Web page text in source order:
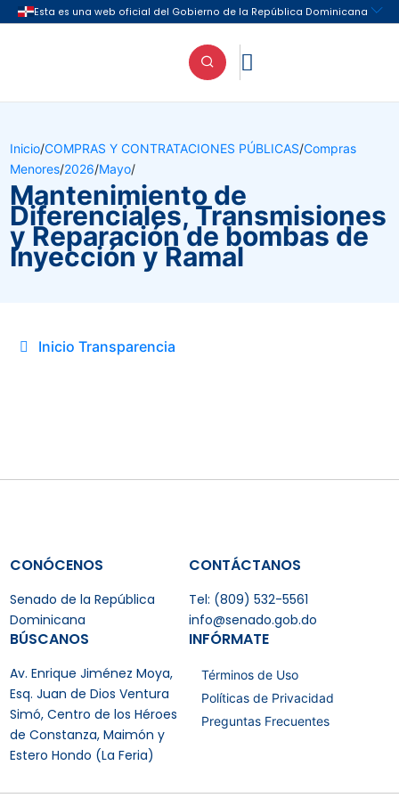

Inicio/COMPRAS Y CONTRATACIONES PÚBLICAS/Compras
Menores/2026/Mayo/
Mantenimiento de
Diferenciales, Transmisiones
y Reparación de bombas de
Inyección y Ramal
Inicio Transparencia
CONÓCENOS
Senado de la República
Dominicana
CONTÁCTANOS
Tel: (809) 532-5561
info@senado.gob.do
BÚSCANOS
Av. Enrique Jiménez Moya,
Esq. Juan de Dios Ventura
Simó, Centro de los Héroes
de Constanza, Maimón y
Estero Hondo (La Feria)
INFÓRMATE
Términos de Uso
Políticas de Privacidad
Preguntas Frecuentes